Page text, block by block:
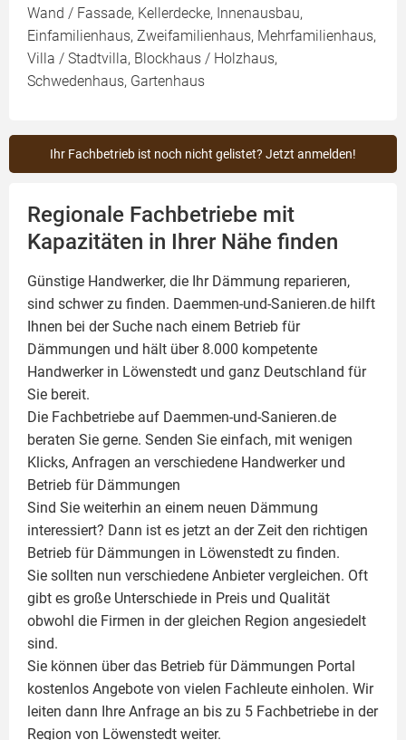
Wand / Fassade, Kellerdecke, Innenausbau,
Einfamilienhaus, Zweifamilienhaus, Mehrfamilienhaus,
Villa / Stadtvilla, Blockhaus / Holzhaus,
Schwedenhaus, Gartenhaus
Ihr Fachbetrieb ist noch nicht gelistet? Jetzt anmelden!
Regionale Fachbetriebe mit
Kapazitäten in Ihrer Nähe finden
Günstige Handwerker, die Ihr Dämmung reparieren,
sind schwer zu finden. Daemmen-und-Sanieren.de hilft
Ihnen bei der Suche nach einem Betrieb für
Dämmungen und hält über 8.000 kompetente
Handwerker in Löwenstedt und ganz Deutschland für
Sie bereit.
Die Fachbetriebe auf Daemmen-und-Sanieren.de
beraten Sie gerne. Senden Sie einfach, mit wenigen
Klicks, Anfragen an verschiedene Handwerker und
Betrieb für Dämmungen
Sind Sie weiterhin an einem neuen Dämmung
interessiert? Dann ist es jetzt an der Zeit den richtigen
Betrieb für Dämmungen in Löwenstedt zu finden.
Sie sollten nun verschiedene Anbieter vergleichen. Oft
gibt es große Unterschiede in Preis und Qualität
obwohl die Firmen in der gleichen Region angesiedelt
sind.
Sie können über das Betrieb für Dämmungen Portal
kostenlos Angebote von vielen Fachleute einholen. Wir
leiten dann Ihre Anfrage an bis zu 5 Fachbetriebe in der
Region von Löwenstedt weiter.